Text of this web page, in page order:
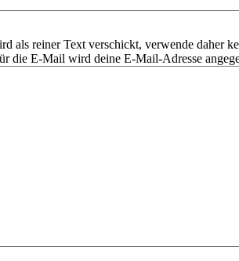
als reiner Text verschickt, verwende daher
die E-Mail wird deine E-Mail-Adresse